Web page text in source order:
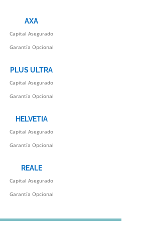
AXA
Capital Asegurado
Garantía Opcional
PLUS ULTRA
Capital Asegurado
Garantía Opcional
HELVETIA
Capital Asegurado
Garantía Opcional
REALE
Capital Asegurado
Garantía Opcional